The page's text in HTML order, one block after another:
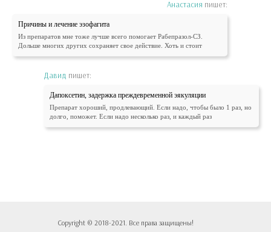
Анастасия пишет:
Причины и лечение эзофагита
Из препаратов мне тоже лучше всего помогает Рабепразол-СЗ.
Дольше многих других сохраняет свое действие. Хоть и стоит
Давид пишет:
Дапоксетин, задержка преждевременной эякуляции
Препарат хороший, продлевающий. Если надо, чтобы было 1 раз, но
долго, поможет. Если надо несколько раз, и каждый раз
Copyright © 2018-2021. Все права защищены!